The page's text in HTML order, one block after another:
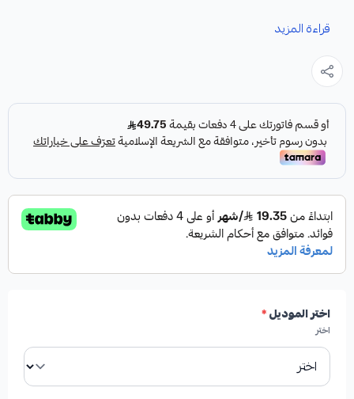
مصممة لضمان أداء ممتاز وتوافق تام مع سيارتك.
المواصفات والمميزات:
النوع:اذرعة دركسون
الصناعة:امريكية
الجودة:جودة عالية، درجة أولى مطابق للوكالة
قراءة المزيد
اختر الموديل*
اختر